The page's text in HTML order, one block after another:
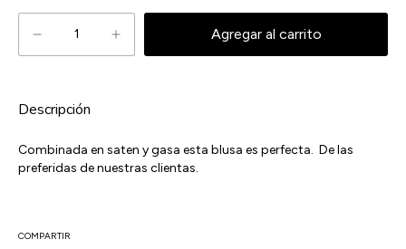
Descripción
Combinada en saten y gasa esta blusa es perfecta. De las
preferidas de nuestras clientas.
COMPARTIR